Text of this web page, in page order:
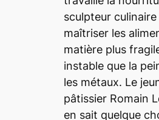
sculpteur
maîtriser les
matière plus
instable que la
les métaux. Le
pâtissier Romain
en sait quelque